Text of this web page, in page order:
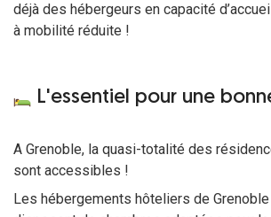
déjà des hébergeurs en capacité
à mobilité réduite !
L'essentiel pour une
A Grenoble, la quasi-totalité des
sont accessibles !
Les hébergements hôteliers de